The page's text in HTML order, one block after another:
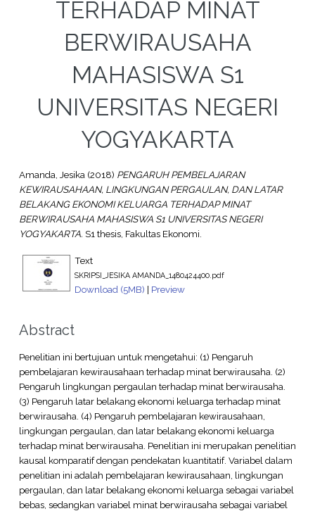
TERHADAP MINAT
BERWIRAUSAHA
MAHASISWA S1
UNIVERSITAS NEGERI
YOGYAKARTA
Amanda, Jesika(2018) PENGARUH PEMBELAJARAN
KEWIRAUSAHAAN, LINGKUNGAN PERGAULAN, DAN LATAR
BELAKANG EKONOMI KELUARGA TERHADAP MINAT
BERWIRAUSAHA MAHASISWA S1 UNIVERSITAS NEGERI
YOGYAKARTA. S1 thesis, Fakultas Ekonomi.
Text
SKRIPSI_JESIKA AMANDA_1480424400.pdf
Download (5MB) | Preview
Abstract
Penelitian ini bertujuan untuk mengetahui: (1) Pengaruh
pembelajaran kewirausahaan terhadap minat berwirausaha. (2)
Pengaruh lingkungan pergaulan terhadap minat berwirausaha.
(3) Pengaruh latar belakang ekonomi keluarga terhadap minat
berwirausaha. (4) Pengaruh pembelajaran kewirausahaan,
lingkungan pergaulan, dan latar belakang ekonomi keluarga
terhadap minat berwirausaha. Penelitian ini merupakan penelitian
kausal komparatif dengan pendekatan kuantitatif. Variabel dalam
penelitian ini adalah pembelajaran kewirausahaan, lingkungan
pergaulan, dan latar belakang ekonomi keluarga sebagai variabel
bebas, sedangkan variabel minat berwirausaha sebagai variabel